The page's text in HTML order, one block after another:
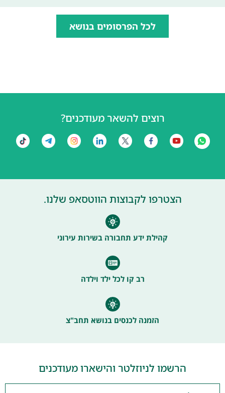
לכל הפרסומים בנושא
רוצים להשאר מעודכנים?
הצטרפו לקבוצות הווטסאפ שלנו.
קהילת ידע תחבורה בשירות עירוני
רב קו לכל ילד וילדה
הזמנה לכנסים בנושא תחב"צ
הרשמו לניוזלטר והישארו מעודכנים